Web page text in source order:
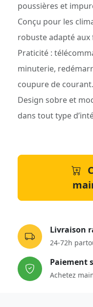
poussières et
Conçu pour les
robuste adapté
Praticité :
minuterie,
coupure de courant.
Design sobre et
dans tout type
Livraison
24-72h
Paiement
Achetez